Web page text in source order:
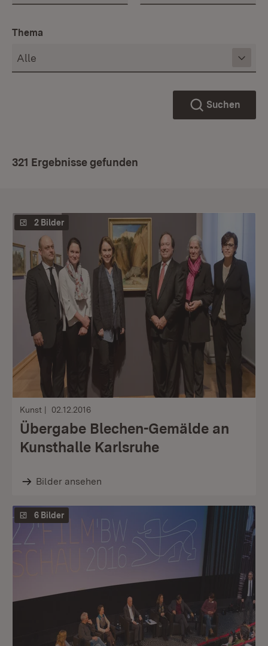
Thema
Suchen
321 Ergebnisse gefunden
2 Bilder
Kunst 02.12.2016
Übergabe Blechen-Gemälde an
Kunsthalle Karlsruhe
Bilder ansehen
6 Bilder